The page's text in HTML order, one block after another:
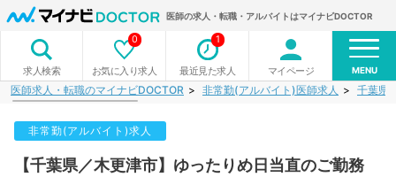
医師の求人・転職・アルバイトはマイナビDOCTOR
求人検索 お気に入り求人
0
最近見た求人
1
マイページ MENU
医師求人・転職のマイナビDOCTOR 非常勤(アルバイト)医師求人 千葉県
非常勤(アルバイト)求人
【千葉県／木更津市】ゆったりめ日当直のご勤務